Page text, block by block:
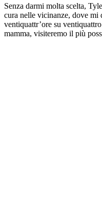
Senza darmi molta scelta,
cura nelle vicinanze, dove mi
ventiquattr’ore su
mamma, visiteremo il più